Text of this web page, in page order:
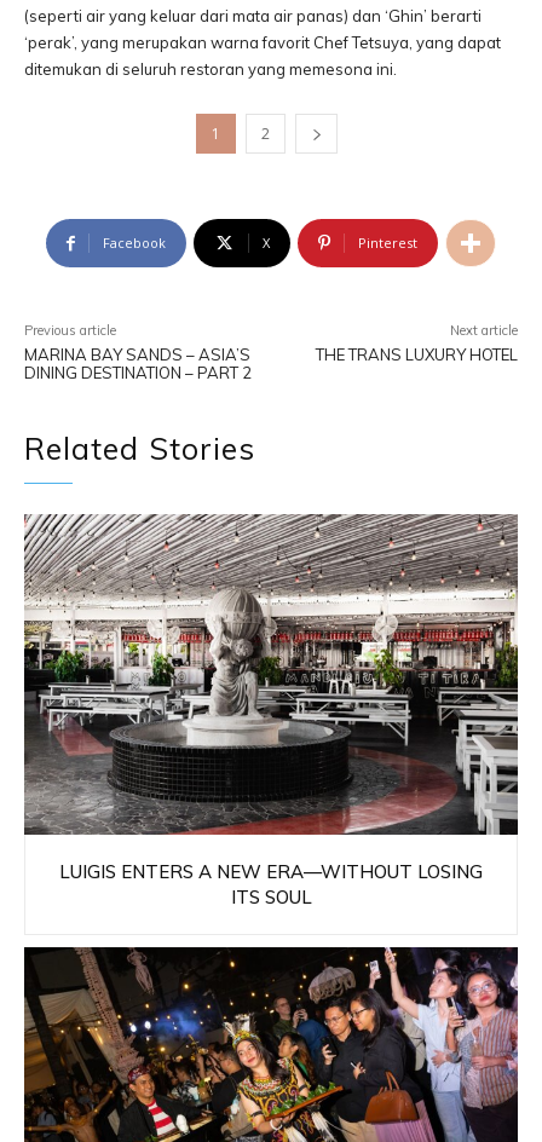
(seperti air yang keluar dari mata air panas) dan ‘Ghin’ berarti
‘perak’, yang merupakan warna favorit Chef Tetsuya, yang dapat
ditemukan di seluruh restoran yang memesona ini.
1 2
Facebook X Pinterest
Previous article
MARINA BAY SANDS – ASIA’S
DINING DESTINATION – PART 2
Next article
THE TRANS LUXURY HOTEL
Related Stories
LUIGIS ENTERS A NEW ERA—WITHOUT LOSING
ITS SOUL